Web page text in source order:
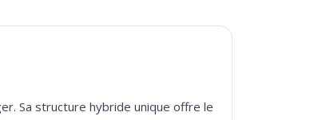
Sa structure hybride unique offre le